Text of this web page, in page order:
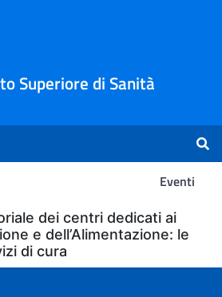
Superiore di Sanità
Eventi
dei centri dedicati ai
e dell’Alimentazione: le
di cura